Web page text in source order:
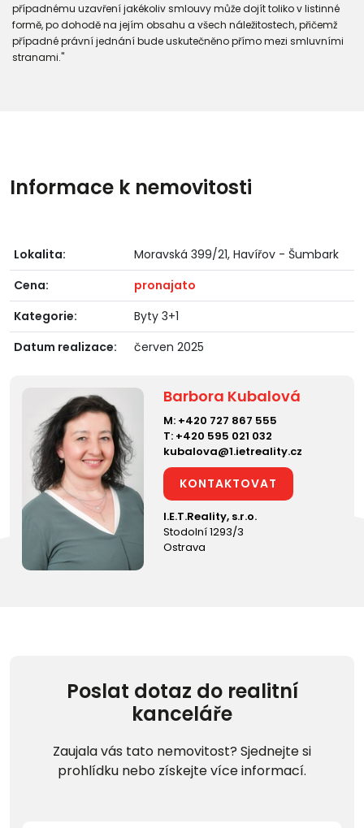
případnému uzavření jakékoliv smlouvy může dojít toliko v listinné
formě, po dohodě na jejím obsahu a všech náležitostech, přičemž
případné právní jednání bude uskutečněno přímo mezi smluvními
stranami."
Informace k nemovitosti
Lokalita:
Moravská 399/21, Havířov - Šumbark
Cena:
pronajato
Kategorie:
Byty 3+1
Datum realizace:
červen 2025
Barbora Kubalová
M: +420 727 867 555
T: +420 595 021 032
kubalova@1.ietreality.cz
KONTAKTOVAT
I.E.T.Reality, s.r.o.
Stodolní 1293/3
Ostrava
Poslat dotaz do realitní
kanceláře
Zaujala vás tato nemovitost? Sjednejte si
prohlídku nebo získejte více informací.